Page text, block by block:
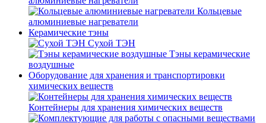
Кольцевые
алюминиевые нагреватели
Керамические тэны
Сухой ТЭН
Тэны керамические
воздушные
Оборудование для хранения и транспортировки
химических веществ
Контейнеры для хранения химических веществ